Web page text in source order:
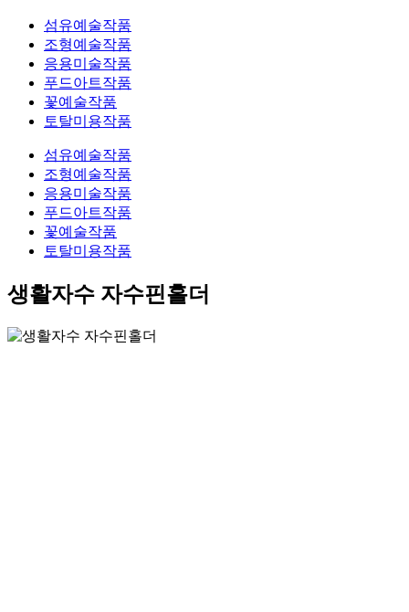
섬유예술작품
조형예술작품
응용미술작품
푸드아트작품
꽃예술작품
토탈미용작품
섬유예술작품
조형예술작품
응용미술작품
푸드아트작품
꽃예술작품
토탈미용작품
생활자수 자수핀홀더